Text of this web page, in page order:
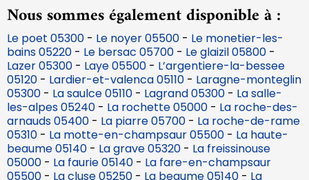
Nous sommes également disponible à :
Le poet 05300 - Le noyer 05500 - Le monetier-les-
bains 05220 - Le bersac 05700 - Le glaizil 05800 -
Lazer 05300 - Laye 05500 - L’argentiere-la-bessee
05120 - Lardier-et-valenca 05110 - Laragne-monteglin
05300 - La saulce 05110 - Lagrand 05300 - La salle-
les-alpes 05240 - La rochette 05000 - La roche-des-
arnauds 05400 - La piarre 05700 - La roche-de-rame
05310 - La motte-en-champsaur 05500 - La haute-
beaume 05140 - La grave 05320 - La freissinouse
05000 - La faurie 05140 - La fare-en-champsaur
05500 - La cluse 05250 - La beaume 05140 - La